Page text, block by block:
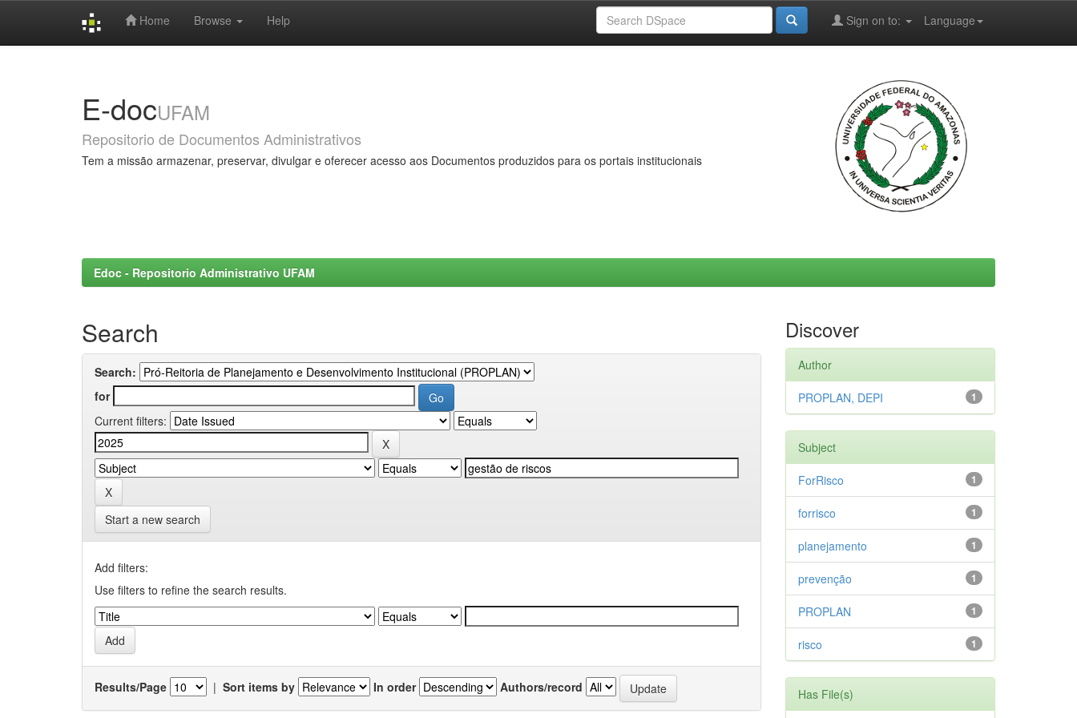
Home Browse Help Language
Sign on to:
E-docUFAM
Repositorio de Documentos Administrativos
Tem a missão armazenar, preservar, divulgar e oferecer acesso aos Documentos produzidos para os portais institucionais
Edoc - Repositorio Administrativo UFAM
Search
Search:
for
Current filters:
Start a new search
Add filters:
Use filters to refine the search results.
Results/Page | Sort items by In order Authors/record
Discover
Author
1
PROPLAN, DEPI
Subject
1
ForRisco
1
forrisco
1
planejamento
1
prevenção
1
PROPLAN
1
risco
Has File(s)